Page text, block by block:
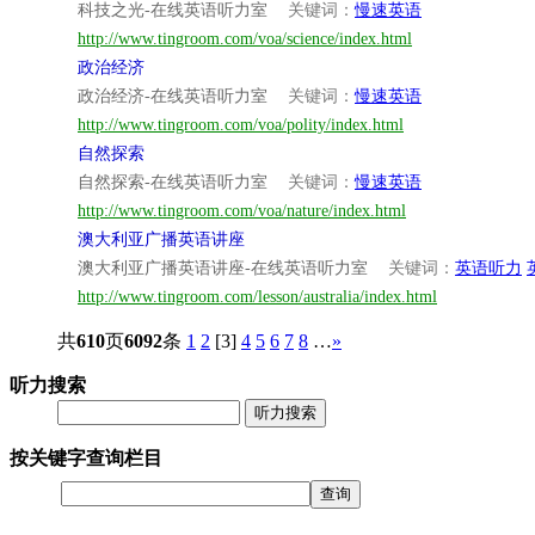
科技之光-在线英语听力室 关键词：慢速英语
http://www.tingroom.com/voa/science/index.html
政治经济
政治经济-在线英语听力室
关键词：慢速英语
http://www.tingroom.com/voa/polity/index.html
自然探索
自然探索-在线英语听力室
关键词：慢速英语
http://www.tingroom.com/voa/nature/index.html
澳大利亚广播英语讲座
澳大利亚广播英语讲座-在线英语听力室
关键词： 英语听力
http://www.tingroom.com/lesson/australia/index.html
共610页6092条 1 2 [3] 4 5 6 7 8 …»
听力搜索
听力搜索
按关键字查询栏目